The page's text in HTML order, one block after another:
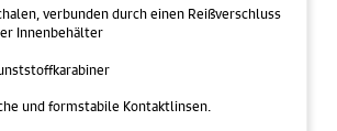
verbunden durch einen Reißverschluss
Innenbehälter
und formstabile Kontaktlinsen.